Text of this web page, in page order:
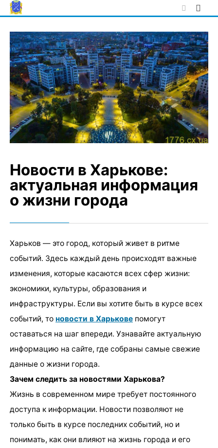
Skip
to
Новости в Харькове:
актуальная информация
о жизни города
Харьков — это город, который живет в ритме
событий. Здесь каждый день происходят важные
изменения, которые касаются всех сфер жизни:
экономики, культуры, образования и
инфраструктуры. Если вы хотите быть в курсе всех
событий, то новости в Харькове помогут
оставаться на шаг впереди. Узнавайте актуальную
информацию на сайте, где собраны самые свежие
данные о жизни города.
Зачем следить за новостями Харькова?
Жизнь в современном мире требует постоянного
доступа к информации. Новости позволяют не
только быть в курсе последних событий, но и
понимать, как они влияют на жизнь города и его